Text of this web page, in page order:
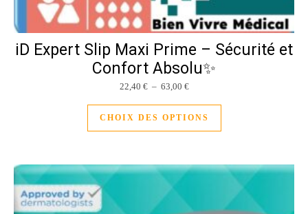
iD Expert Slip Maxi Prime – Sécurité et
Confort Absolu✨
22,40 € – 63,00 €Plage de prix : 22,40 € à 63,00 €
CHOIX DES OPTIONS